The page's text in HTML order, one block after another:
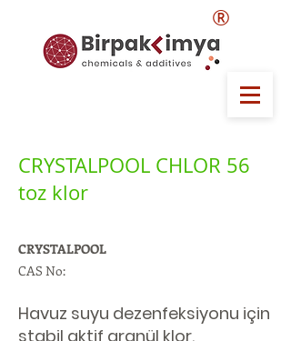
®
CRYSTALPOOL CHLOR 56
toz klor
CRYSTALPOOL
CAS No:
Havuz suyu dezenfeksiyonu için
stabil aktif granül klor.